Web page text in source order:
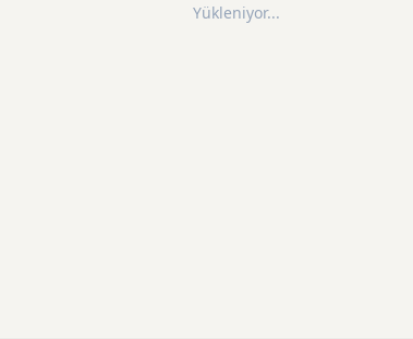
Yükleniyor...